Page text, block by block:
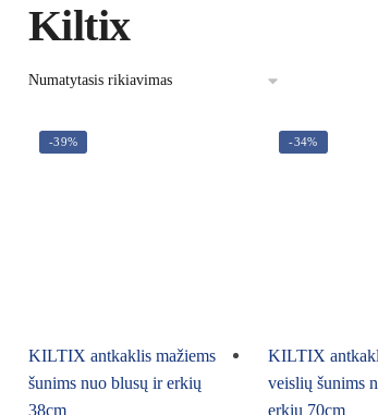
Kiltix
-39%
KILTIX antkaklis mažiems
šunims nuo blusų ir erkių
38cm
-34%
KILTIX
veislių šunims
erkių 70cm